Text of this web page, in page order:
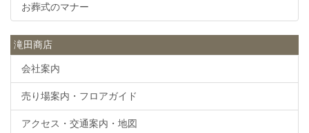
お葬式のマナー
滝田商店
会社案内
売り場案内・フロアガイド
アクセス・交通案内・地図